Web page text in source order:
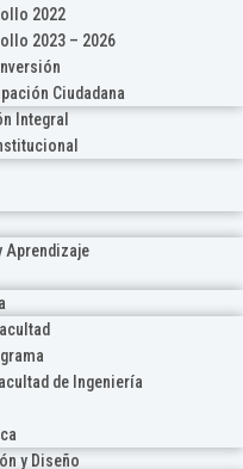
2022
2023 – 2026
Ciudadana
Integral
Aprendizaje
de Ingeniería
y Diseño